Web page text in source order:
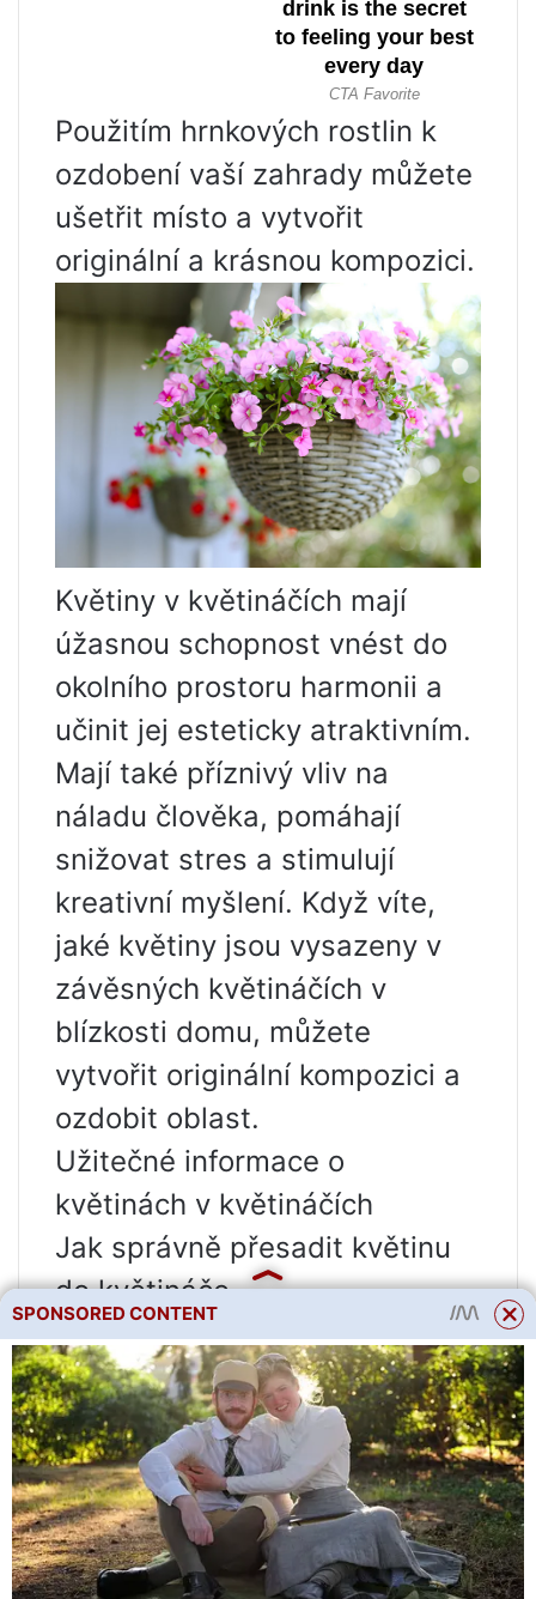
Použitím hrnkových rostlin k
ozdobení vaší zahrady můžete
ušetřit místo a vytvořit
originální a krásnou kompozici.
Květiny v květináčích mají
úžasnou schopnost vnést do
okolního prostoru harmonii a
učinit jej esteticky atraktivním.
Mají také příznivý vliv na
náladu člověka, pomáhají
snižovat stres a stimulují
kreativní myšlení. Když víte,
jaké květiny jsou vysazeny v
závěsných květináčích v
blízkosti domu, můžete
vytvořit originální kompozici a
ozdobit oblast.
Užitečné informace o
květinách v květináčích
Jak správně přesadit květinu
do květináče
Jak pečovat o květiny v
květináčích: obecná pravidla
Jak vybrat místo pro květinu v
květináči
Jaké květiny lze zasadit do
květináčů?
Co nedělat při pěstování květin
SPONSORED CONTENT